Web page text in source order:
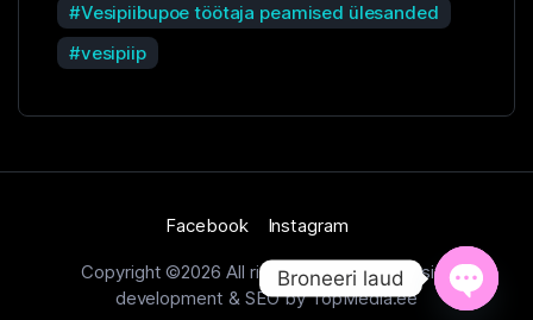
Vesipiibupoe töötaja peamised ülesanded
vesipiip
Copyright ©2026 All rights reserved. Website
development & SEO by TopMedia.ee
Facebook Instagram
Broneeri laud